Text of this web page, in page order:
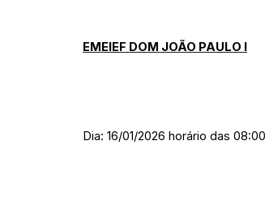
EMEIEF DOM JOÃO PAULO I
Dia: 16/01/2026 horário das